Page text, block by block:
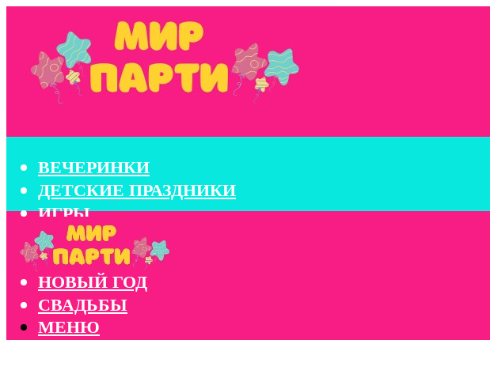
ВЕЧЕРИНКИ
ДЕТСКИЕ ПРАЗДНИКИ
ИГРЫ
КОНКУРСЫ
КОРПОРАТИВЫ
НОВЫЙ ГОД
СВАДЬБЫ
МЕНЮ